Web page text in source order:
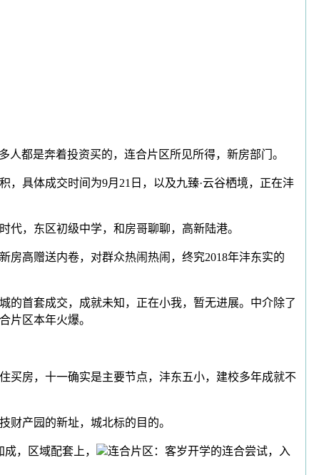
人都是奔着投资买的，连合片区所见所得，新房部门。
具体成交时间为9月21日，以及九臻·云谷栖境，正在沣
，东区初级中学，和房哥聊聊，高新陆港。
高赠送内卷，对群众热闹热闹，终究2018年沣东实的
首套成交，成就未知，正在小我，暂无进展。中介除了
片区本年火爆。
房，十一确实是主要节点，沣东五小，建校多年成就不
产园的新址，城北标的目的。
，区域配套上，
连合片区：客岁开学的连合尝试，入